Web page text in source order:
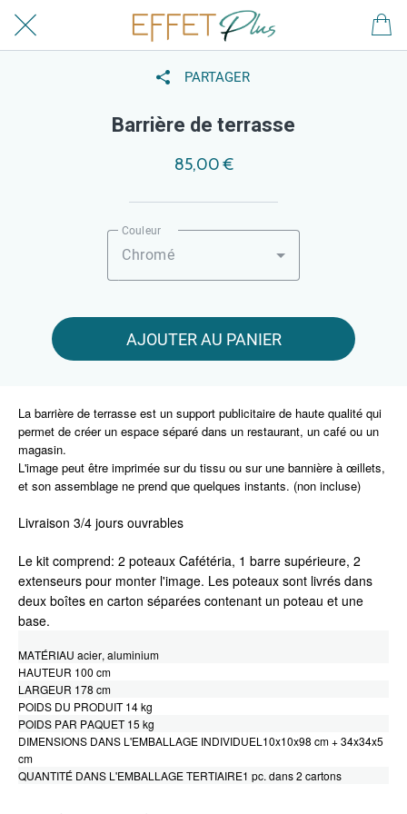
PARTAGER
Barrière de terrasse
85,00 €
Couleur
Chromé
AJOUTER AU PANIER
La barrière de terrasse est un support publicitaire de haute qualité qui
permet de créer un espace séparé dans un restaurant, un café ou un
magasin.
L'image peut être imprimée sur du tissu ou sur une bannière à œillets,
et son assemblage ne prend que quelques instants. (non incluse)
Livraison 3/4 jours ouvrables
Le kit comprend: 2 poteaux Cafétéria, 1 barre supérieure, 2
extenseurs pour monter l'image. Les poteaux sont livrés dans
deux boîtes en carton séparées contenant un poteau et une
base.
MATÉRIAU acier, aluminium
HAUTEUR 100 cm
LARGEUR 178 cm
POIDS DU PRODUIT 14 kg
POIDS PAR PAQUET 15 kg
DIMENSIONS DANS L'EMBALLAGE INDIVIDUEL10x10x98 cm + 34x34x5
cm
QUANTITÉ DANS L'EMBALLAGE TERTIAIRE1 pc. dans 2 cartons